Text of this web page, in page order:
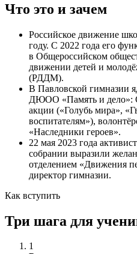
Что это и зачем
Российское движение
году. С 2022 года его
в Общероссийском
движении детей и
(РДДМ).
В Павловской гимназии
ДЮОО «Память и дело»:
акции («Голубь мира»,
воспитателям»),
«Наследники героев».
22 мая 2023 года
собрании выразили
отделением «Движения
директор гимназии.
Как вступить
Три шага для
1